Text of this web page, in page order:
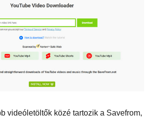
videóletöltők közé tartozik a Savefrom,